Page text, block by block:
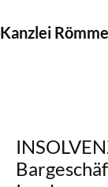
Kanzlei